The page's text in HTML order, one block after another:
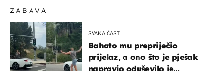
ZABAVA
SVAKA ČAST
Bahato mu prepriječio
prijelaz, a ono što je pješak
napravio oduševilo je